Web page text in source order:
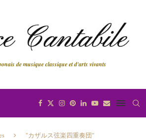
de musique classique et d'arts vivants
"カザルス弦楽四重奏団"